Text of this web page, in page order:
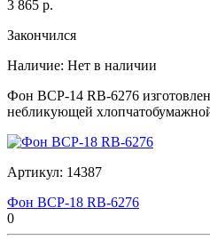
3 865 р.
Закончился
Наличие: Нет в наличии
Фон BCP-14 RB-6276
небликующей
Артикул: 14387
Фон BCP-18 RB-6276
0